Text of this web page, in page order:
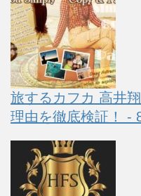
旅するカフカ 高井
理由を徹底検証！ -